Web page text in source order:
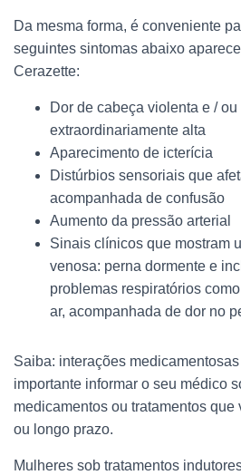
Da mesma forma, é conveniente
seguintes sintomas abaixo
Cerazette:
Dor de cabeça violenta e /
extraordinariamente alta
Aparecimento de icterícia
Distúrbios sensoriais que
acompanhada de confusão
Aumento da pressão arterial
Sinais clínicos que mostram
venosa: perna dormente e
problemas respiratórios
ar, acompanhada de dor no
Saiba: interações
importante informar o seu médico
medicamentos ou tratamentos que
ou longo prazo.
Mulheres sob tratamentos